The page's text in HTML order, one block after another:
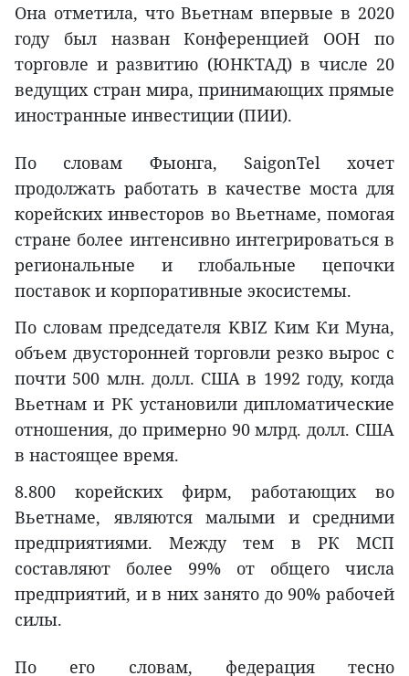
Она отметила, что Вьетнам впервые в 2020
году был назван Конференцией ООН по
торговле и развитию (ЮНКТАД) в числе 20
ведущих стран мира, принимающих прямые
иностранные инвестиции (ПИИ).
По словам Фыонга, SaigonTel хочет
продолжать работать в качестве моста для
корейских инвесторов во Вьетнаме, помогая
стране более интенсивно интегрироваться в
региональные и глобальные цепочки
поставок и корпоративные экосистемы.
По словам председателя KBIZ Ким Ки Муна,
объем двусторонней торговли резко вырос с
почти 500 млн. долл. США в 1992 году, когда
Вьетнам и РК установили дипломатические
отношения, до примерно 90 млрд. долл. США
в настоящее время.
8.800 корейских фирм, работающих во
Вьетнаме, являются малыми и средними
предприятиями. Между тем в РК МСП
составляют более 99% от общего числа
предприятий, и в них занято до 90% рабочей
силы.
По его словам, федерация тесно